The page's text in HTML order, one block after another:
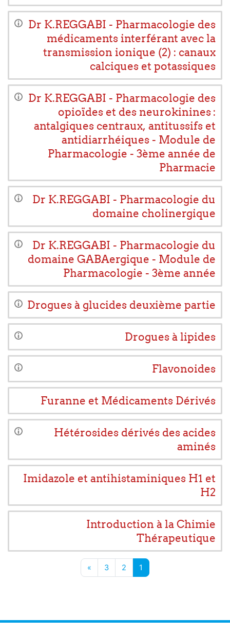
Dr K.REGGABI - Pharmacologie des
médicaments interférant avec la
transmission ionique (2) : canaux
calciques et potassiques
Dr K.REGGABI - Pharmacologie des
opioïdes et des neurokinines :
antalgiques centraux, antitussifs et
antidiarrhéiques - Module de
Pharmacologie - 3ème année de
Pharmacie
Dr K.REGGABI - Pharmacologie du
domaine cholinergique
Dr K.REGGABI - Pharmacologie du
domaine GABAergique - Module de
Pharmacologie - 3ème année
Drogues à glucides deuxième partie
Drogues à lipides
Flavonoides
Furanne et Médicaments Dérivés
Hétérosides dérivés des acides
aminés
Imidazole et antihistaminiques H1 et
H2
Introduction à la Chimie
Thérapeutique
1صفحة 1
2 صفحة 2
3 صفحة 3
»